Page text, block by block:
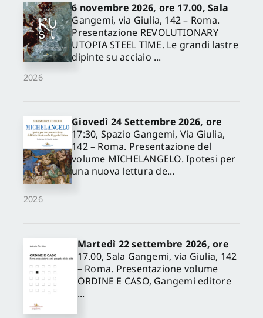
2026
6 novembre 2026, ore 17.00, Sala
Gangemi, via Giulia, 142 – Roma.
Presentazione REVOLUTIONARY
UTOPIA STEEL TIME. Le grandi lastre
dipinte su acciaio ...
2026
Giovedì 24 Settembre 2026, ore
17:30, Spazio Gangemi, Via Giulia,
142 – Roma. Presentazione del
volume MICHELANGELO. Ipotesi per
una nuova lettura de...
Martedì 22 settembre 2026, ore
17.00, Sala Gangemi, via Giulia, 142
– Roma. Presentazione volume
ORDINE E CASO, Gangemi editore
...